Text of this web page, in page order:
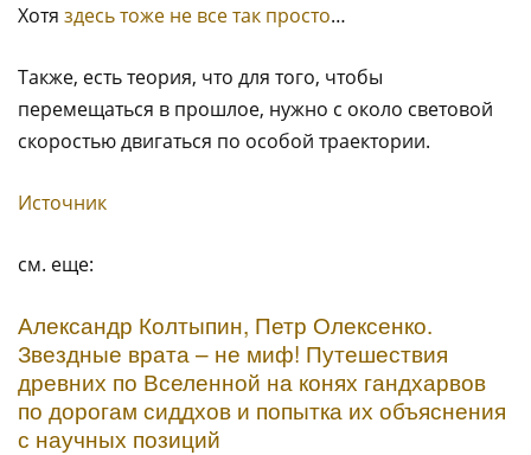
Хотя здесь тоже не все так просто…
Также, есть теория, что для того, чтобы
перемещаться в прошлое, нужно с около световой
скоростью двигаться по особой траектории.
Источник
см. еще:
Александр Колтыпин, Петр Олексенко.
Звездные врата – не миф! Путешествия
древних по Вселенной на конях гандхарвов
по дорогам сиддхов и попытка их объяснения
с научных позиций